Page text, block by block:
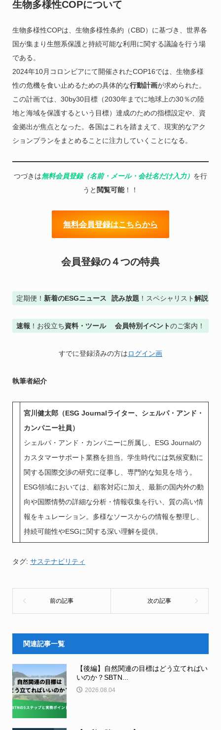
生物多様性COPについて
生物多様性COPは、生物多様性条約（CBD）に基づき、世界各
国が集まり生態系保護と持続可能な利用に関する議論を行う場
である。
2024年10月コロンビアにて開催されたCOP16では、生物多様
性の危機を食い止めるための具体的な行動計画が求められた。
この計画では、30by30目標（2030年までに地球上の30％の陸
地と海域を保護するという目標）達成のための指標設定や、資
金拠出が焦点となった。各国はこれを踏まえて、現実的なアク
ションプランをまとめることに注力していくことになる。
つづきは無料会員登録（名前・メール・会社名だけ入力） を行
うと 閲覧可能！！
無料会員登録はこちらから
会員登録の４つの特典
定期便！ 新着のESGニュース 読み放題 ！スペシャリスト解説
速報 ！お役立ち資料・ツール 会員特別イベントのご案内！
すでに登録済みの方はログイン画
執筆者紹介
宮川健太郎（ESG Journalライター、シェルパ・アンド・
カンパニー社員）
シェルパ・アンド・カンパニーに所属し、ESG Journalの
カスタマーサポート業務を担当。学生時代には気候変動に
関する国際交渉の研究に従事し、専門的な知見を培う。
ESG領域においては、顧客対応に加え、最新の国内外の動
向や国際情勢の詳細な分析・情報収集を行い、質の高い情
報をキュレーション。多様なソースからの情報を整理し、
持続可能性やESGに関する深い理解を提供。
タグ: サステナビリティ
関連記事一覧
【後編】自然関連の目標はどう立てればい
いのか？SBTN...
2026.08.04